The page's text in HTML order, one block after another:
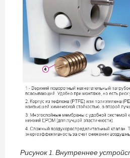
Рисунок 1. Внутреннее